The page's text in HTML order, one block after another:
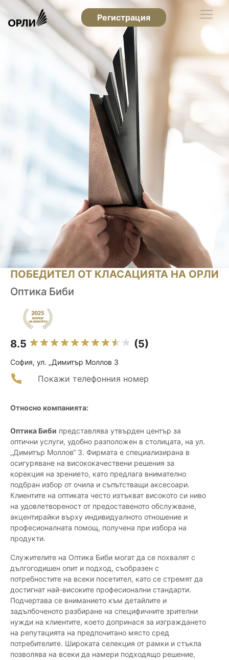
Регистрация
ПОБЕДИТЕЛ ОТ КЛАСАЦИЯТА НА ОРЛИ
Оптика Биби
8.5 (5)
София, ул. „Димитър Моллов 3
Покажи телефонния номер
Относно компанията:
Оптика Биби представлява утвърден център за
оптични услуги, удобно разположен в столицата, на ул.
„Димитър Моллов“ 3. Фирмата е специализирана в
осигуряване на висококачествени решения за
корекция на зрението, като предлага внимателно
подбран избор от очила и съпътстващи аксесоари.
Клиентите на оптиката често изтъкват високото си ниво
на удовлетвореност от предоставеното обслужване,
акцентирайки върху индивидуалното отношение и
професионалната помощ, получена при избора на
продукти.
Служителите на Оптика Биби могат да се похвалят с
дългогодишен опит и подход, съобразен с
потребностите на всеки посетител, като се стремят да
достигнат най-високите професионални стандарти.
Подчертава се вниманието към детайлите и
задълбоченото разбиране на специфичните зрителни
нужди на клиентите, което допринася за изграждането
на репутацията на предпочитано място сред
потребителите. Широката селекция от рамки и стъкла
позволява на всеки да намери подходящо решение,